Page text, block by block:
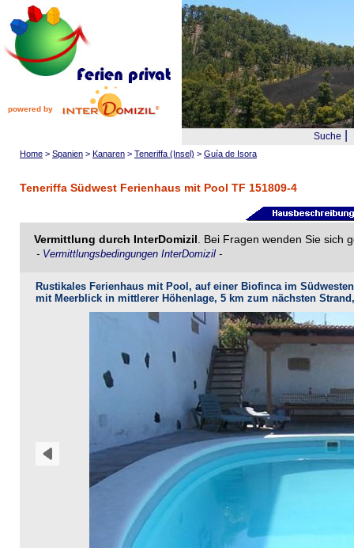
powered by
Suche
Home > Spanien > Kanaren > Teneriffa (Insel) > Guía de Isora
Teneriffa Südwest Ferienhaus mit Pool TF 151809-4
Vermittlung durch InterDomizil . Bei Fragen wenden Sie sich
- Vermittlungsbedingungen InterDomizil -
Rustikales Ferienhaus mit Pool, auf einer Biofinca im Südwesten
mit Meerblick in mittlerer Höhenlage, 5 km zum nächsten